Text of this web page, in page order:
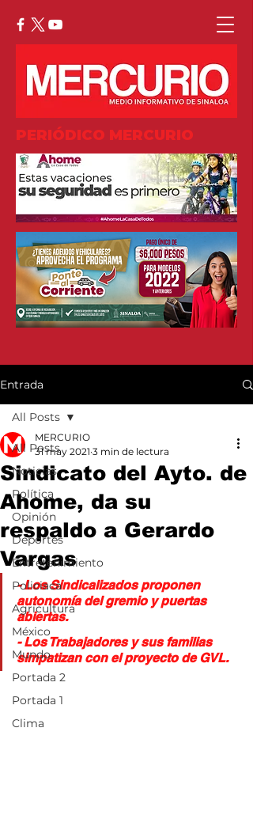
PERIÓDICO MERCURIO
Entrada
All Posts
Noticias
Política
Opinión
Deportes
Entretenimiento
Policiaca
Agricultura
México
Mundo
Portada 2
Portada 1
Clima
All Posts
Sindicato del Ayto. de
Ahome, da su
respaldo a Gerardo
Vargas
MERCURIO
31 may 2021 3 min de lectura
- Los Sindicalizados proponen
autonomía del gremio y puertas
abiertas.
- Los Trabajadores y sus familias
simpatizan con el proyecto de GVL.